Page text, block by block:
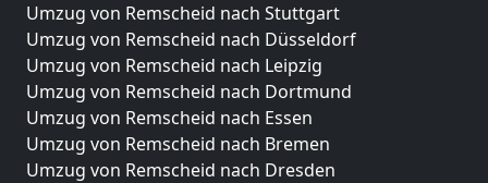
Umzug von Remscheid nach Stuttgart
Umzug von Remscheid nach Düsseldorf
Umzug von Remscheid nach Leipzig
Umzug von Remscheid nach Dortmund
Umzug von Remscheid nach Essen
Umzug von Remscheid nach Bremen
Umzug von Remscheid nach Dresden